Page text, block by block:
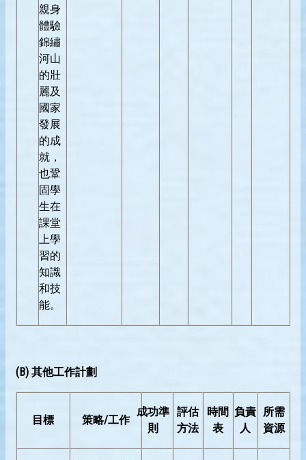
親身
體驗
錦繡
河山
的壯
麗及
國家
發展
的成
就，
也鞏
固學
生在
課堂
上學
習的
知識
和技
能。
(B) 其他工作計劃
目標 策略/工作
成功準
則
評估
方法
時間
表
負責
人
所需
資源